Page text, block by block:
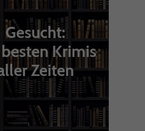
Gesucht:
Krimis
Zeiten